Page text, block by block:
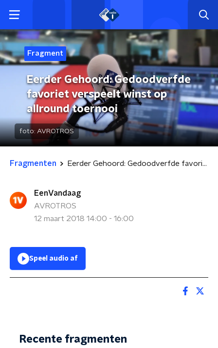
Fragment
Eerder Gehoord: Gedoodverfde
favoriet verspeelt winst op
allround toernooi
foto: AVROTROS
Fragmenten Eerder Gehoord: Gedoodverfde favoriet verspeelt winst op allround toernooi
EenVandaag
AVROTROS
12 maart 2018 14:00 - 16:00
Speel audio af
Recente fragmenten